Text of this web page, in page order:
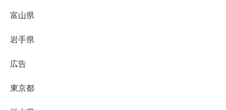
富山県
岩手県
広告
東京都